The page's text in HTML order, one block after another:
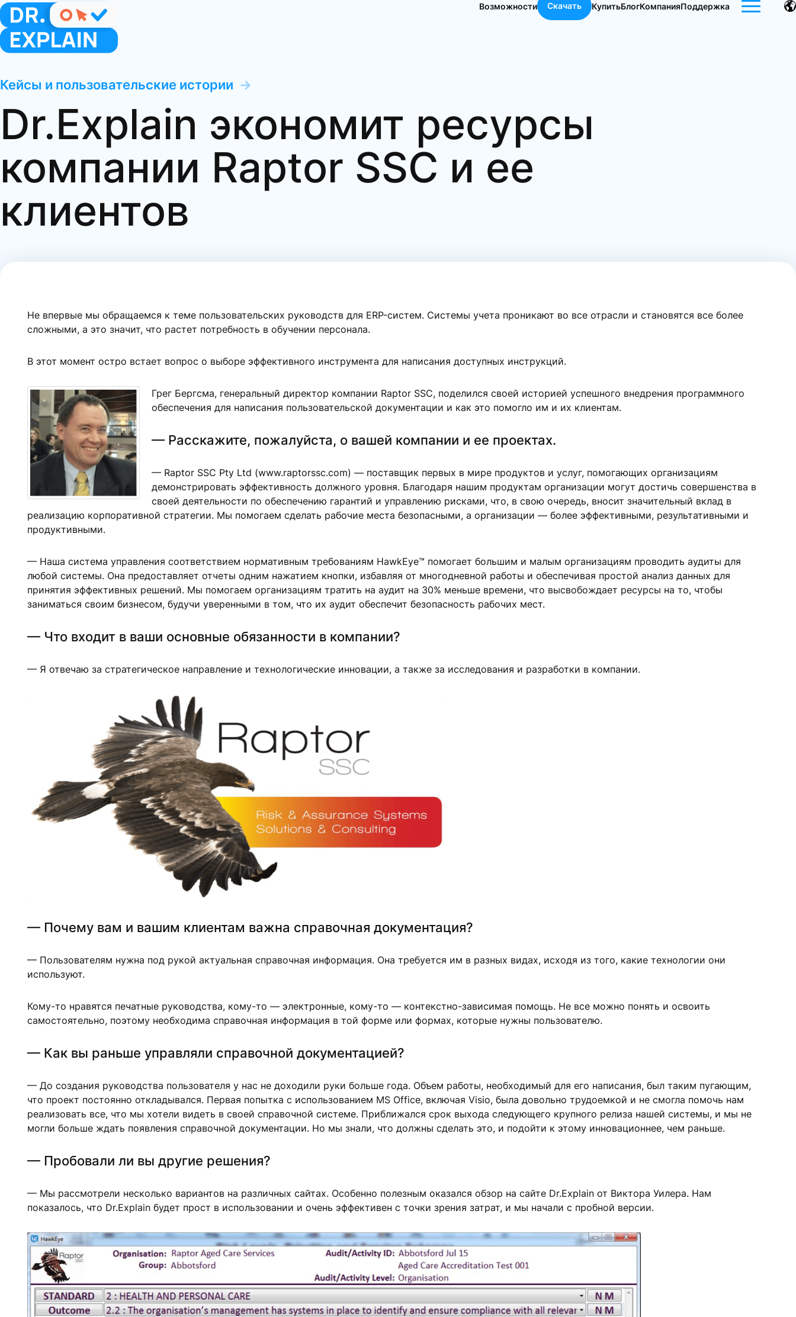
Возможности Скачать КупитьБлогКомпанияПоддержка
Кейсы и пользовательские истории →
Dr.Explain экономит ресурсы
компании Raptor SSC и ее
клиентов
Не впервые мы обращаемся к теме пользовательских руководств для ERP-систем. Системы учета проникают во все отрасли и становятся все более
сложными, а это значит, что растет потребность в обучении персонала.
В этот момент остро встает вопрос о выборе эффективного инструмента для написания доступных инструкций.
Грег Бергсма, генеральный директор компании Raptor SSC, поделился своей историей успешного внедрения программного
обеспечения для написания пользовательской документации и как это помогло им и их клиентам.
— Расскажите, пожалуйста, о вашей компании и ее проектах.
— Raptor SSC Pty Ltd (www.raptorssc.com) — поставщик первых в мире продуктов и услуг, помогающих организациям
демонстрировать эффективность должного уровня. Благодаря нашим продуктам организации могут достичь совершенства в
своей деятельности по обеспечению гарантий и управлению рисками, что, в свою очередь, вносит значительный вклад в
реализацию корпоративной стратегии. Мы помогаем сделать рабочие места безопасными, а организации — более эффективными, результативными и
продуктивными.
— Наша система управления соответствием нормативным требованиям HawkEye™ помогает большим и малым организациям проводить аудиты для
любой системы. Она предоставляет отчеты одним нажатием кнопки, избавляя от многодневной работы и обеспечивая простой анализ данных для
принятия эффективных решений. Мы помогаем организациям тратить на аудит на 30% меньше времени, что высвобождает ресурсы на то, чтобы
заниматься своим бизнесом, будучи уверенными в том, что их аудит обеспечит безопасность рабочих мест.
— Что входит в ваши основные обязанности в компании?
— Я отвечаю за стратегическое направление и технологические инновации, а также за исследования и разработки в компании.
— Почему вам и вашим клиентам важна справочная документация?
— Пользователям нужна под рукой актуальная справочная информация. Она требуется им в разных видах, исходя из того, какие технологии они
используют.
Кому-то нравятся печатные руководства, кому-то — электронные, кому-то — контекстно-зависимая помощь. Не все можно понять и освоить
самостоятельно, поэтому необходима справочная информация в той форме или формах, которые нужны пользователю.
— Как вы раньше управляли справочной документацией?
— До создания руководства пользователя у нас не доходили руки больше года. Объем работы, необходимый для его написания, был таким пугающим,
что проект постоянно откладывался. Первая попытка с использованием MS Office, включая Visio, была довольно трудоемкой и не смогла помочь нам
реализовать все, что мы хотели видеть в своей справочной системе. Приближался срок выхода следующего крупного релиза нашей системы, и мы не
могли больше ждать появления справочной документации. Но мы знали, что должны сделать это, и подойти к этому инновационнее, чем раньше.
— Пробовали ли вы другие решения?
— Мы рассмотрели несколько вариантов на различных сайтах. Особенно полезным оказался обзор на сайте Dr.Explain от Виктора Уилера. Нам
показалось, что Dr.Explain будет прост в использовании и очень эффективен с точки зрения затрат, и мы начали с пробной версии.